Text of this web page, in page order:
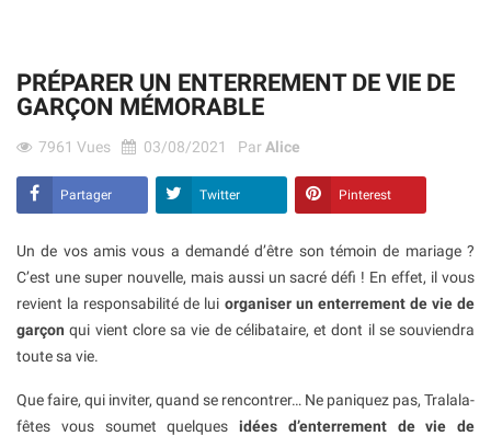
PRÉPARER UN ENTERREMENT DE VIE DE
GARÇON MÉMORABLE
7961 Vues 03/08/2021 ParAlice
Partager Twitter Pinterest
Un de vos amis vous a demandé d’être son témoin de mariage ?
C’est une super nouvelle, mais aussi un sacré défi ! En effet, il vous
revient la responsabilité de lui organiser un enterrement de vie de
garçon qui vient clore sa vie de célibataire, et dont il se souviendra
toute sa vie.
Que faire, qui inviter, quand se rencontrer… Ne paniquez pas, Tralala-
fêtes vous soumet quelques idées d’enterrement de vie de